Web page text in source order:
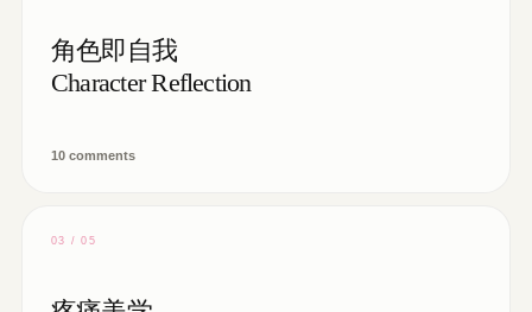
角色即自我
Character Reflection
10 comments
03 / 05